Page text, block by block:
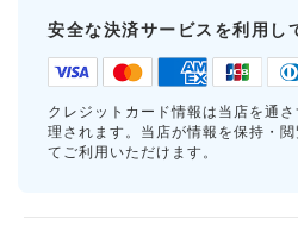
安全な決済サービスを利用し
クレジットカード情報は当店を通
理されます。当店が情報を保持・
てご利用いただけます。